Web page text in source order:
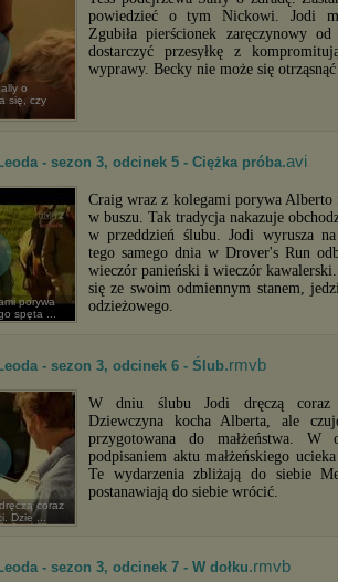
(dostosowanie reklam do
marketingowych).
Wyrażenie sprzeciwu
będzie dopasowana do
urządzeniu końcowym.
dokonując
internetowej.
Pełną informację na
http://chomikuj.pl/
o
się, czy
powiedzieć o tym Nickowi. Jodi
Zgubiła pierścionek zaręczynowy
dostarczyć przesyłkę z
wyprawy. Becky nie może się
- sezon 3, odcinek 5 - Ciężka próba.avi
porywa
spęta ...
Craig wraz z kolegami porywa Alberto
w buszu. Tak tradycja nakazuje
w przeddzień ślubu. Jodi wyrusza na
tego samego dnia w Drover's Run
wieczór panieński i wieczór
się ze swoim odmiennym stanem,
odzieżowego.
- sezon 3, odcinek 6 - Ślub.rmvb
coraz
Dzie ...
W dniu ślubu Jodi dręczą coraz
Dziewczyna kocha Alberta, ale
przygotowana do małżeństwa. W
podpisaniem aktu małżeńskiego
Te wydarzenia zbliżają do siebie
postanawiają do siebie wrócić.
- sezon 3, odcinek 7 - W dołku.rmvb